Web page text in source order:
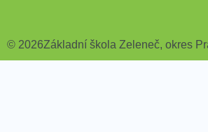
© 2026Základní škola Zeleneč, okres